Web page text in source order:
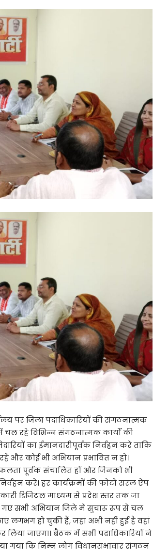
पर जिला पदाधिकारियों की संगठनात्मक
रहे विभिन्न संगठनात्मक कार्यों की
का ईमानदारीपूर्वक निर्वहन करें ताकि
और कोई भी अभियान प्रभावित न हो।
पूर्वक संचालित हों और जिनको भी
करे। हर कार्यक्रमों की फोटो सरल ऐप
डिजिटल माध्यम से प्रदेश स्तर तक जा
गए सभी अभियान जिले में सुचारू रूप से चल
लगभग हो चुकी हैं, जहां अभी नहीं हुई है वहां
जाएगा। बैठक में सभी पदाधिकारियों ने
गया कि निम्न लोग विधानसभावार संगठन